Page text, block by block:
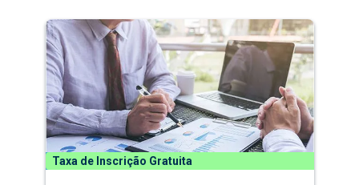
Taxa de Inscrição Gratuita